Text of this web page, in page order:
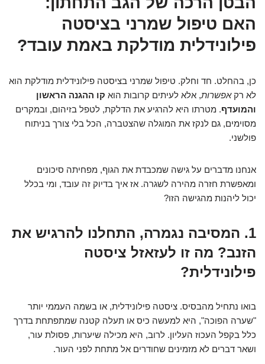
האם טיפול שמרני בציסטה
פילונידלית מודלקת באמת עובד?
כן, בהחלט. חד וחלק. טיפול שמרני בציסטה פילונידלית מודלקת הוא
לא רקאפשרות, אלא לעיתים קרובות הוא קו ההגנה הראשון
והמועדף. מטרתו היא להרגיע את הדלקת, לטפל בזיהום, ובמקרים
מסוימים, גם לנקז את המוגלה שהצטברה, הכל בלי צורך בניתוח
פולשני.
אנחנו מדברים על גישה שמכבדת את הגוף, מפחיתה סיכונים
ומאפשרת חזרה מהירה לשגרה. אז איך בדיוק זה עובד, ומי בכלל
יכול ליהנות מהגישה הזו?
1. המסיבה נגמרה, התחלנו להרגיש את
הזנב? מה זו לעזאזל ציסטה
פילונידלית?
בואו נתחיל מהבסיס. ציסטה פילונידלית, או בשמה העממי יותר
"שערה הפוכה", היא למעשה כיס או תעלה קטנה שמתפתחת בדרך
כלל בקפל העכוז העליון. לרוב, היא מכילה שיערות, פסולת עור,
ושאר דברים לא מזמינים שחודרים אל מתחת לפני העור.